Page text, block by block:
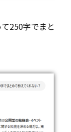
250字でまと